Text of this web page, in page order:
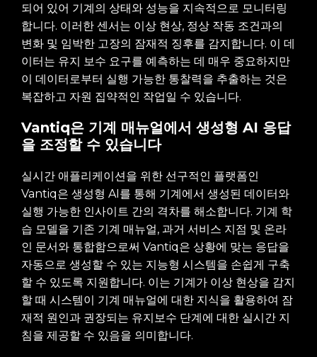
되어 있어 기계의 상태와 성능을 지속적으로 모니터링
합니다. 이러한 센서는 이상 현상, 정상 작동 조건과의
변화 및 임박한 고장의 잠재적 징후를 감지합니다. 이 데
이터는 유지 보수 요구를 예측하는 데 매우 중요하지만
이 데이터로부터 실행 가능한 통찰력을 추출하는 것은
복잡하고 자원 집약적인 작업일 수 있습니다.
Vantiq은 기계 매뉴얼에서 생성형 AI 응답
을 조정할 수 있습니다
실시간 애플리케이션을 위한 선구적인 플랫폼인
Vantiq은 생성형 AI를 통해 기계에서 생성된 데이터와
실행 가능한 인사이트 간의 격차를 해소합니다. 기계 학
습 모델을 기존 기계 매뉴얼, 과거 서비스 지점 및 온라
인 문서와 통합함으로써 Vantiq은 상황에 맞는 응답을
자동으로 생성할 수 있는 지능형 시스템을 손쉽게 구축
할 수 있도록 지원합니다. 이는 기계가 이상 현상을 감지
할 때 시스템이 기계 매뉴얼에 대한 지식을 활용하여 잠
재적 원인과 권장되는 유지보수 단계에 대한 실시간 지
침을 제공할 수 있음을 의미합니다.